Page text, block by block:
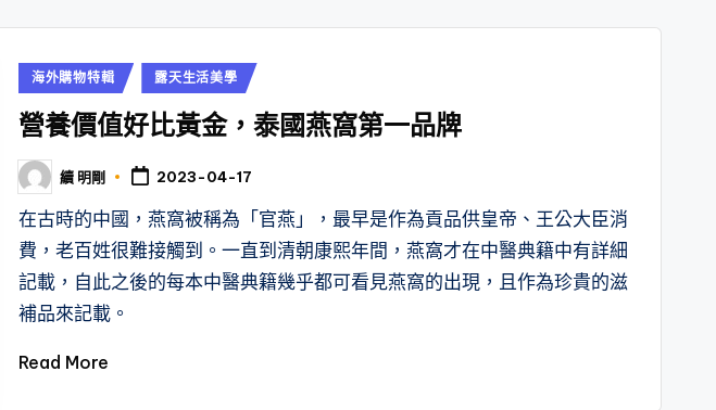
Posted
in
海外購物特輯 露天生活美學
營養價值好比黃金，泰國燕窩第一品牌
Posted
by
續 明剛 2023-04-17
在古時的中國，燕窩被稱為「官燕」，最早是作為貢品供皇帝、王公大臣消
費，老百姓很難接觸到。一直到清朝康熙年間，燕窩才在中醫典籍中有詳細
記載，自此之後的每本中醫典籍幾乎都可看見燕窩的出現，且作為珍貴的滋
補品來記載。
Read More